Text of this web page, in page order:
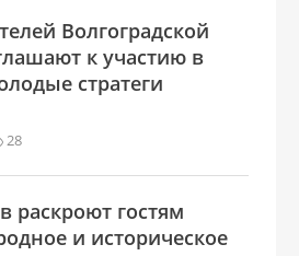
Волгоградской
к участию в
стратеги
28
раскроют гостям
и историческое